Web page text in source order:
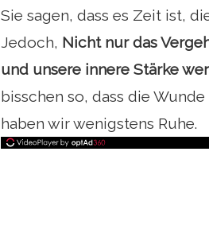
Sie sagen, dass es Zeit ist,
Jedoch, Nicht nur das
und unsere innere Stärke
bisschen so, dass die
haben wir wenigstens Ruhe.